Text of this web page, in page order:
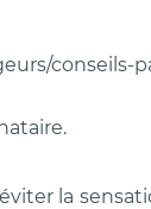
conseils-
la